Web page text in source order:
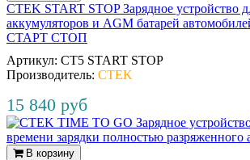
CTEK START STOP Зарядное устройство
аккумуляторов и AGM батарей
СТАРТ СТОП
Артикул: CT5 START STOP
Производитель: CTEK
15 840 руб
В корзину